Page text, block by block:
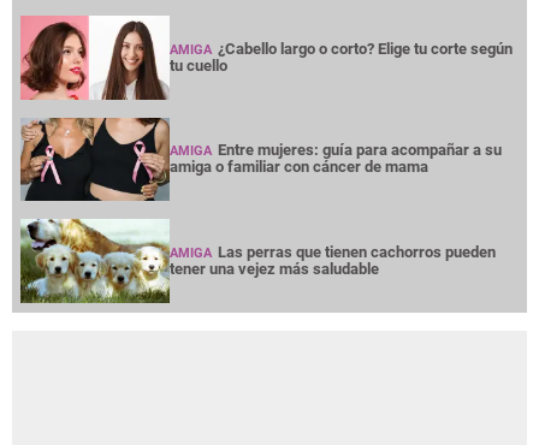
AMIGA ¿Cabello largo o corto? Elige tu corte según
tu cuello
AMIGA Entre mujeres: guía para acompañar a su
amiga o familiar con cáncer de mama
AMIGA Las perras que tienen cachorros pueden
tener una vejez más saludable